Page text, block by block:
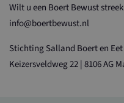
Wilt u een Boert Bewust
info@boertbewust.nl
Stichting Salland Boert en Eet
Keizersveldweg 22 | 8106 AG